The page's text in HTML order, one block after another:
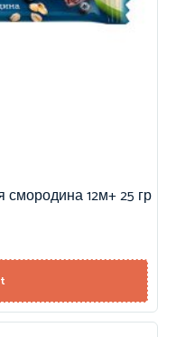
смородина 12м+ 25 гр